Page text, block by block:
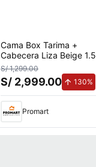
Cama Box Tarima +
Cabecera Liza Beige 1.5
Plazas Decora
S/ 1,299.00
S/ 2,999.00 130%
Promart